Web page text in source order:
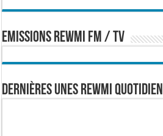
EMISSIONS REWMI FM / TV
Dernières Unes Rewmi Quotidien